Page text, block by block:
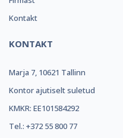
Kontakt
KONTAKT
Marja 7, 10621 Tallinn
Kontor ajutiselt suletud
KMKR: EE101584292
Tel.: +372 55 800 77